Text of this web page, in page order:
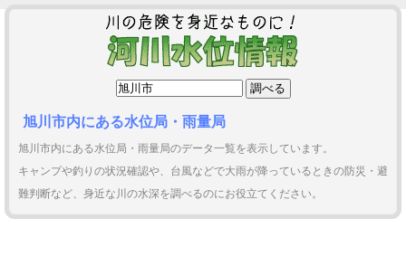
旭川市内にある水位局・雨量局
旭川市内にある水位局・雨量局のデータ一覧を表示しています。
キャンプや釣りの状況確認や、台風などで大雨が降っているときの防災・避
難判断など、身近な川の水深を調べるのにお役立てください。